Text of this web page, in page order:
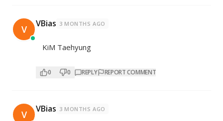
V VBias 3 MONTHS AGO
KiM Taehyung
0 0 REPLY REPORT COMMENT
V VBias 3 MONTHS AGO